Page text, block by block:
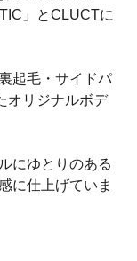
」とCLUCTに
起毛・サイドパ
オリジナルボデ
にゆとりのある
に仕上げていま